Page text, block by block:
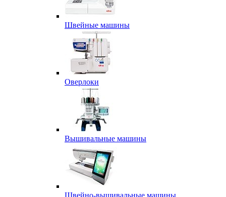
Швейные машины
Оверлоки
Вышивальные машины
Швейно-вышивальные машины